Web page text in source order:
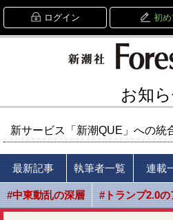
ログイン 初
お知
新サービス「新潮QUE」への統
最新記事 執筆者一覧 連載
#中東動乱の深層 #トランプ2.0